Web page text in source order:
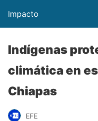
Impacto
Indígenas
climática en
Chiapas
EFE